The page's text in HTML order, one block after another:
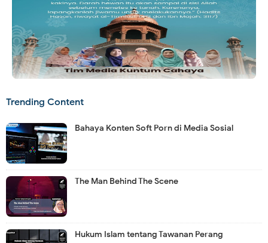
Trending Content
Bahaya Konten Soft Porn di Media Sosial
The Man Behind The Scene
Hukum Islam tentang Tawanan Perang